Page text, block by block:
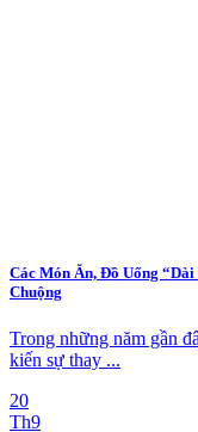
Các Món Ăn, Đồ Uống
Chuộng
Trong những năm gần
kiến sự thay ...
20
Th9